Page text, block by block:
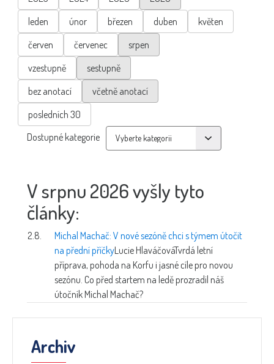
leden
únor březen duben
květen
červen
červenec
srpen
vzestupně
sestupně
bez anotací
včetně anotací
posledních 30
Dostupné kategorie
V srpnu 2026 vyšly tyto
články:
2.8.
Michal Machač: V nové sezóně chci s týmem útočit
na přední příčkyLucie HlaváčováTvrdá letní
příprava, pohoda na Korfu i jasné cíle pro novou
sezónu. Co před startem na ledě prozradil náš
útočník Michal Machač?
Archiv